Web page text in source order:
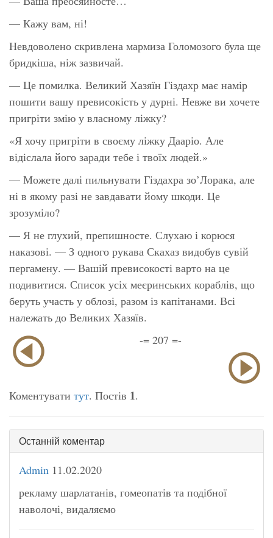
— Кажу вам, ні!
Невдоволено скривлена мармиза Голомозого була ще
бридкіша, ніж зазвичай.
— Це помилка. Великий Хазяїн Гіздахр має намір
пошити вашу превисокість у дурні. Невже ви хочете
пригріти змію у власному ліжку?
«Я хочу пригріти в своєму ліжку Дааріо. Але
відіслала його заради тебе і твоїх людей.»
— Можете далі пильнувати Гіздахра зо’Лорака, але
ні в якому разі не завдавати йому шкоди. Це
зрозуміло?
— Я не глухий, препишносте. Слухаю і корюся
наказові. — З одного рукава Скахаз видобув сувій
пергамену. — Вашій превисокості варто на це
подивитися. Список усіх меєринських кораблів, що
беруть участь у облозі, разом із капітанами. Всі
належать до Великих Хазяїв.
-= 207 =-
Коментувати тут. Постів 1.
Останній коментар
Admin 11.02.2020
рекламу шарлатанів, гомеопатів та подібної
наволочі, видаляємо